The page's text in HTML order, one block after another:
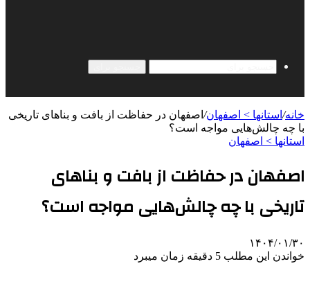
خانه/ استانها > اصفهان/ اصفهان در حفاظت از بافت و بناهای تاریخی
با چه چالش‌هایی مواجه است؟
استانها > اصفهان
اصفهان در حفاظت از بافت و بناهای
تاریخی با چه چالش‌هایی مواجه است؟
۱۴۰۴/۰۱/۳۰
خواندن این مطلب 5 دقیقه زمان میبرد